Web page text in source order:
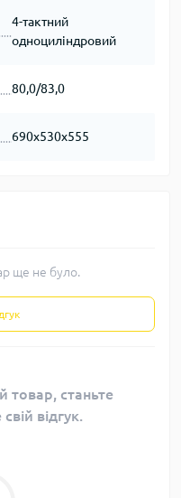
4-тактний
одноциліндровий
80,0/83,0
690х530х555
ще не було.
товар, станьте
відгук.